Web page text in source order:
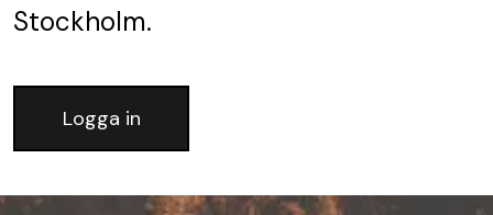
Stockholm.
Logga in